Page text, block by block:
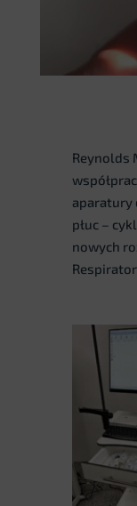
Reynolds
aparatury
płuc –
nowych